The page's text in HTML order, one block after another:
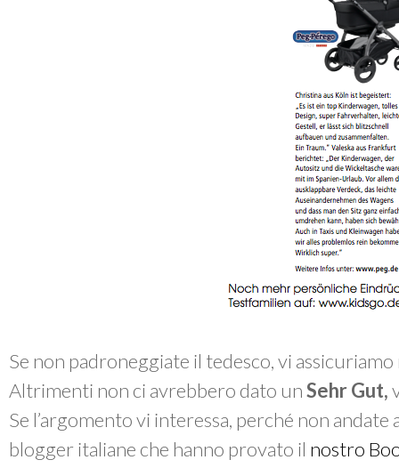
Se non padroneggiate il tedesco, vi
Altrimenti non ci avrebbero dato unSehr Gut,
Se l’argomento vi interessa, perché non
blogger italiane che hanno provato il nostro